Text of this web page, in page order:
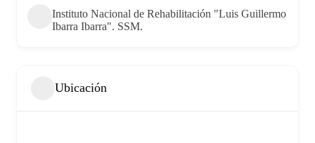
Instituto Nacional de Rehabilitación "Luis Guillermo
Ibarra Ibarra". SSM.
Ubicación